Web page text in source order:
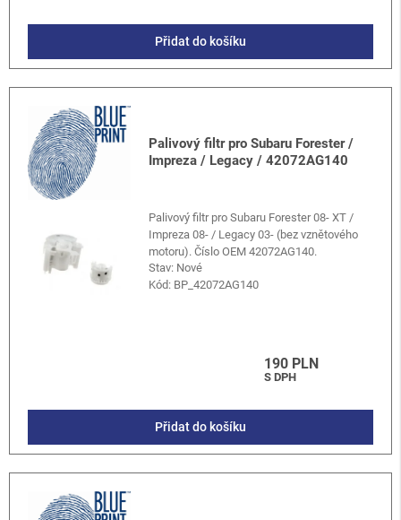
Přidat do košíku
Palivový filtr pro Subaru Forester /
Impreza / Legacy / 42072AG140
Palivový filtr pro Subaru Forester 08- XT /
Impreza 08- / Legacy 03- (bez vznětového
motoru). Číslo OEM 42072AG140.
Stav: Nové
Kód: BP_42072AG140
190 PLN
S DPH
Přidat do košíku